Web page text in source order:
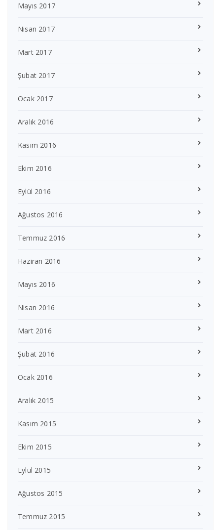
Mayıs 2017
Nisan 2017
Mart 2017
Şubat 2017
Ocak 2017
Aralık 2016
Kasım 2016
Ekim 2016
Eylül 2016
Ağustos 2016
Temmuz 2016
Haziran 2016
Mayıs 2016
Nisan 2016
Mart 2016
Şubat 2016
Ocak 2016
Aralık 2015
Kasım 2015
Ekim 2015
Eylül 2015
Ağustos 2015
Temmuz 2015